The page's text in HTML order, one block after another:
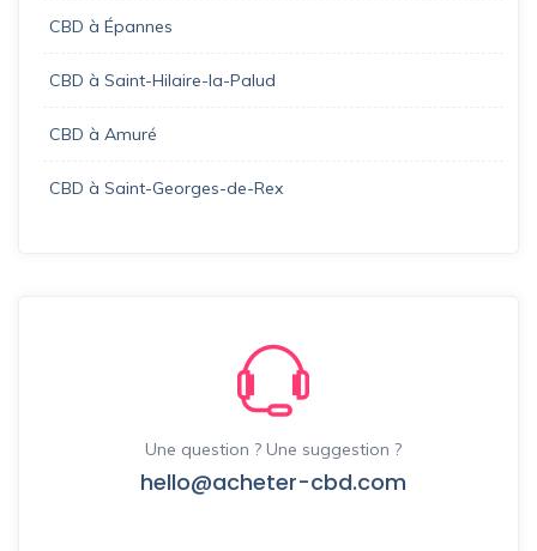
CBD à Épannes
CBD à Saint-Hilaire-la-Palud
CBD à Amuré
CBD à Saint-Georges-de-Rex
Une question ? Une suggestion ?
hello@acheter-cbd.com